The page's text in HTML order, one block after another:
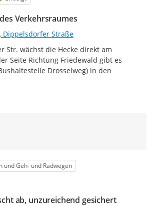
Verkehrsraumes
Dippelsdorfer Straße
Str. wächst die Hecke direkt am
Seite Richtung Friedewald gibt es
Drosselweg) in den
Äußerung
und Geh- und Radwegen
ab, unzureichend gesichert